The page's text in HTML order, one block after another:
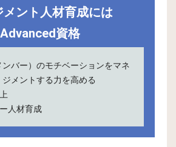
メント人材育成には
Advanced資格
ンバー）のモチベーションをマネ
ジメントする力を高める
人材育成